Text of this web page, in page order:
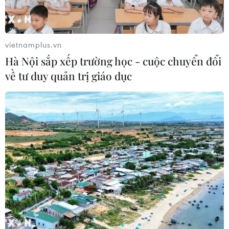
tuyến hàng hải mới tại eo biển
Hormuz
02/08/2026 22:47
Xem thêm
CƠ QUAN CHỦ QUẢN: THÔNG TẤN XÃ VIỆT NAM
Tổng Biên tập: TRẦN TIẾN DUẨN
Phó Tổng Biên tập: NGUYỄN THỊ TÁM, KHÚC THANH
THỦY
vietnamplus.vn
Hà Nội sắp xếp trường học - cuộc chuyển đổi
về tư duy quản trị giáo dục